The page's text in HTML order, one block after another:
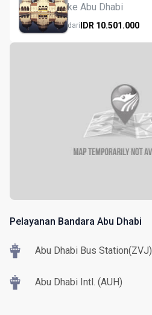
ke Abu Dhabi
dariIDR 10.501.000
Pelayanan Bandara Abu Dhabi
Abu Dhabi Bus Station(ZVJ)
Abu Dhabi Intl. (AUH)